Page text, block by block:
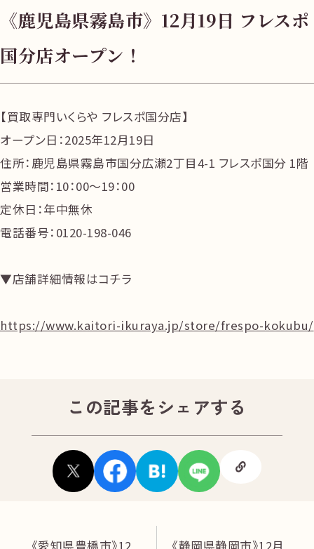
無 料
総合受付
10:00-19:00 （年中無休）/通話料無料
《鹿児島県霧島市》12月19日 フレスポ
国分店オープン！
【買取専門いくらや フレスポ国分店】
オープン日：2025年12月19日
住所：鹿児島県霧島市国分広瀬2丁目4-1 フレスポ国分 1階
営業時間：10：00～19：00
定休日：年中無休
電話番号：0120-198-046
▼店舗詳細情報はコチラ
https://www.kaitori-ikuraya.jp/store/frespo-kokubu/
この記事をシェアする